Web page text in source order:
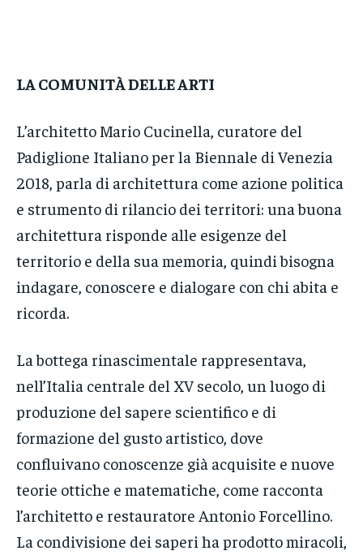
LA COMUNITÀ DELLE ARTI
L’architetto Mario Cucinella, curatore del
Padiglione Italiano per la Biennale di Venezia
2018, parla di architettura come azione politica
e strumento di rilancio dei territori: una buona
architettura risponde alle esigenze del
territorio e della sua memoria, quindi bisogna
indagare, conoscere e dialogare con chi abita e
ricorda.
La bottega rinascimentale rappresentava,
nell’Italia centrale del XV secolo, un luogo di
produzione del sapere scientifico e di
formazione del gusto artistico, dove
confluivano conoscenze già acquisite e nuove
teorie ottiche e matematiche, come racconta
l’architetto e restauratore Antonio Forcellino.
La condivisione dei saperi ha prodotto miracoli,